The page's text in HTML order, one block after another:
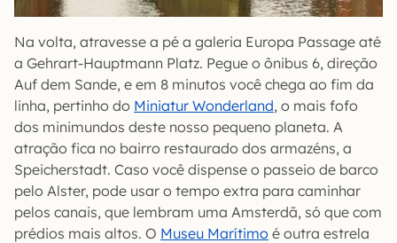
Na volta, atravesse a pé a galeria Europa Passage até
a Gehrart-Hauptmann Platz. Pegue o ônibus 6, direção
Auf dem Sande, e em 8 minutos você chega ao fim da
linha, pertinho do Miniatur Wonderland, o mais fofo
dos minimundos deste nosso pequeno planeta. A
atração fica no bairro restaurado dos armazéns, a
Speicherstadt. Caso você dispense o passeio de barco
pelo Alster, pode usar o tempo extra para caminhar
pelos canais, que lembram uma Amsterdã, só que com
prédios mais altos. O Museu Marítimo é outra estrela